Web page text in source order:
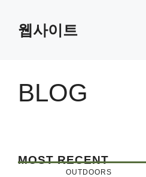
content웹사이트
BLOG
MOST RECENT
OUTDOORS